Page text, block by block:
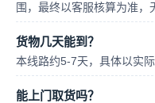
围，最终以客服核算为准，
货物几天能到？
本线路约5-7天，具体以实
能上门取货吗？